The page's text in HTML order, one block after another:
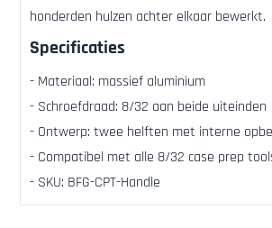
honderden hulzen achter elkaar bewerkt.
Specificaties
- Materiaal: massief aluminium
- Schroefdraad: 8/32 aan beide uiteinden
- Ontwerp: twee helften met interne
- Compatibel met alle 8/32 case prep
- SKU: BFG-CPT-Handle